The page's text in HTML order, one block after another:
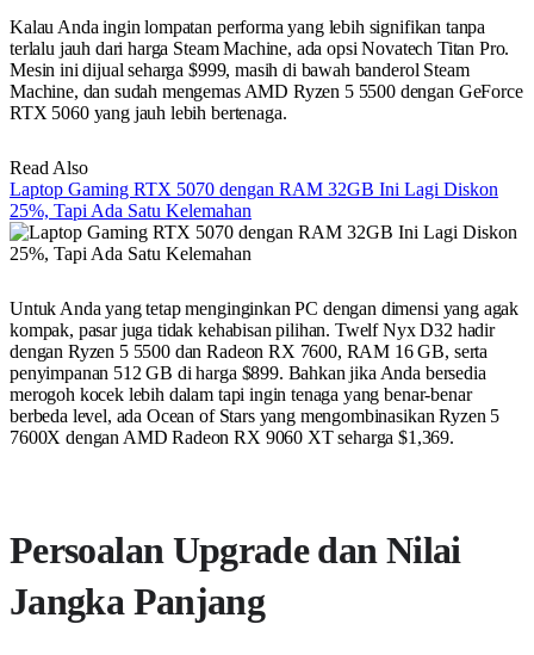
Kalau Anda ingin lompatan performa yang lebih signifikan tanpa
terlalu jauh dari harga Steam Machine, ada opsi Novatech Titan Pro.
Mesin ini dijual seharga $999, masih di bawah banderol Steam
Machine, dan sudah mengemas AMD Ryzen 5 5500 dengan GeForce
RTX 5060 yang jauh lebih bertenaga.
Read Also
Laptop Gaming RTX 5070 dengan RAM 32GB Ini Lagi Diskon
25%, Tapi Ada Satu Kelemahan
Untuk Anda yang tetap menginginkan PC dengan dimensi yang agak
kompak, pasar juga tidak kehabisan pilihan. Twelf Nyx D32 hadir
dengan Ryzen 5 5500 dan Radeon RX 7600, RAM 16 GB, serta
penyimpanan 512 GB di harga $899. Bahkan jika Anda bersedia
merogoh kocek lebih dalam tapi ingin tenaga yang benar-benar
berbeda level, ada Ocean of Stars yang mengombinasikan Ryzen 5
7600X dengan AMD Radeon RX 9060 XT seharga $1,369.
Persoalan Upgrade dan Nilai
Jangka Panjang